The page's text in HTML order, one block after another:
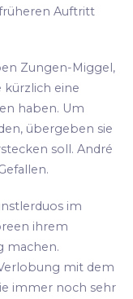
Auftritt
Zungen-Miggel,
kürzlich eine
haben. Um
übergeben sie
soll. André
im
ihrem
machen.
mit dem
immer noch sehr